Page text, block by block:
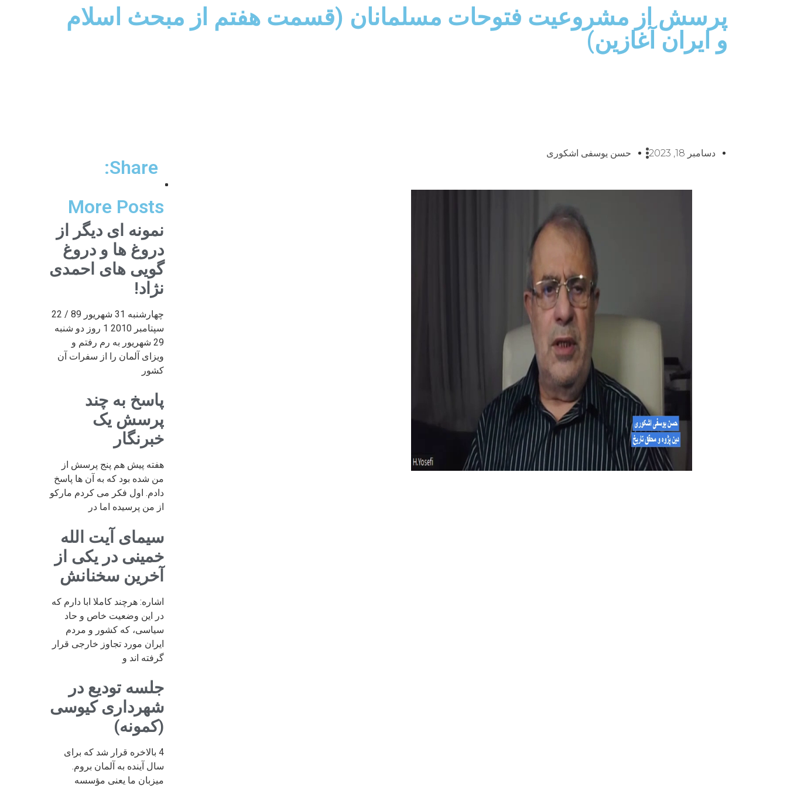
پرسش از مشروعیت فتوحات مسلمانان (قسمت هفتم از مبحث اسلام
و ایران آغازین)
دسامبر 18, 2023 حسن یوسفی اشکوری
Share:
More Posts
نمونه ای دیگر از
دروغ ها و دروغ
گویی های احمدی
نژاد!
چهارشنبه 31 شهریور 89 / 22
سپتامبر 2010 1 روز دو شنبه
29 شهریور به رم رفتم و
ویزای آلمان را از سفرات آن
کشور
پاسخ به چند
پرسش یک
خبرنگار
هفته پیش هم پنج پرسش از
من شده بود که به آن ها پاسخ
دادم. اول فکر می کردم مارکو
از من پرسیده اما در
سیمای آیت الله
خمینی در یکی از
آخرین سخنانش
اشاره: هرچند کاملا ابا دارم که
در این وضعیت خاص و حاد
سیاسی، که کشور و مردم
ایران مورد تجاوز خارجی قرار
گرفته اند و
جلسه تودیع در
شهرداری کیوسی
(کمونه)
4 بالاخره قرار شد که برای
سال آینده به آلمان بروم.
میزبان ما یعنی مؤسسه